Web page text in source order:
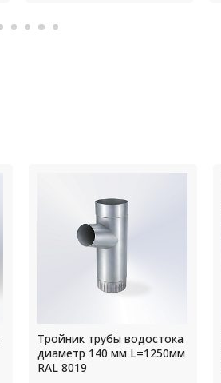
Прямоугольный водосток
оцинкованный 235х235
толщ.0,45мм RAL 9002